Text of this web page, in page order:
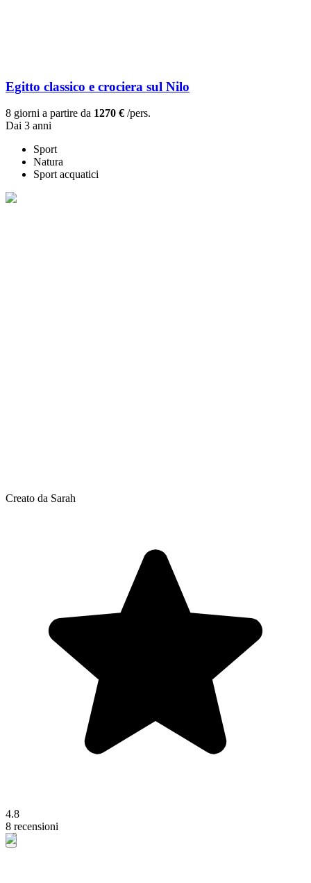
Egitto classico e crociera sul Nilo
8 giorni a partire da 1270 € /pers.
Dai 3 anni
Sport
Natura
Sport acquatici
Creato da Sarah
4.8
8 recensioni